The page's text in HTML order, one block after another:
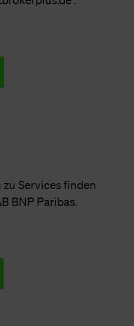
Services finden
BNP Paribas.